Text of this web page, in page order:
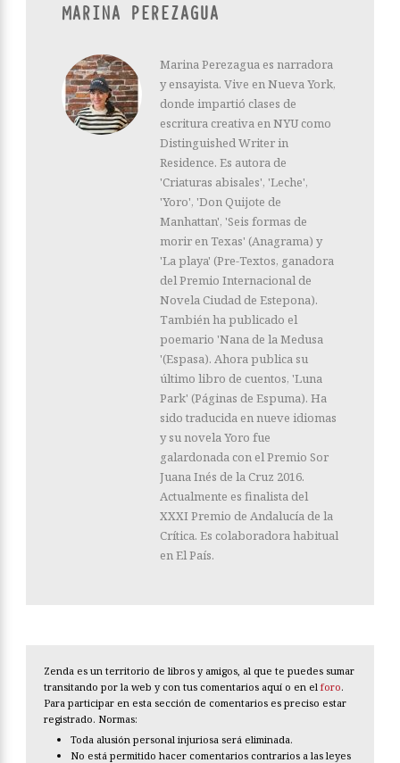
MARINA PEREZAGUA
Marina Perezagua es narradora
y ensayista. Vive en Nueva York,
donde impartió clases de
escritura creativa en NYU como
Distinguished Writer in
Residence. Es autora de
'Criaturas abisales', 'Leche',
'Yoro', 'Don Quijote de
Manhattan', 'Seis formas de
morir en Texas' (Anagrama) y
'La playa' (Pre-Textos, ganadora
del Premio Internacional de
Novela Ciudad de Estepona).
También ha publicado el
poemario 'Nana de la Medusa
'(Espasa). Ahora publica su
último libro de cuentos, 'Luna
Park' (Páginas de Espuma). Ha
sido traducida en nueve idiomas
y su novela Yoro fue
galardonada con el Premio Sor
Juana Inés de la Cruz 2016.
Actualmente es finalista del
XXXI Premio de Andalucía de la
Crítica. Es colaboradora habitual
en El País.
Zenda es un territorio de libros y amigos, al que te puedes sumar
transitando por la web y con tus comentarios aquí o en el foro.
Para participar en esta sección de comentarios es preciso estar
registrado. Normas:
Toda alusión personal injuriosa será eliminada.
No está permitido hacer comentarios contrarios a las leyes